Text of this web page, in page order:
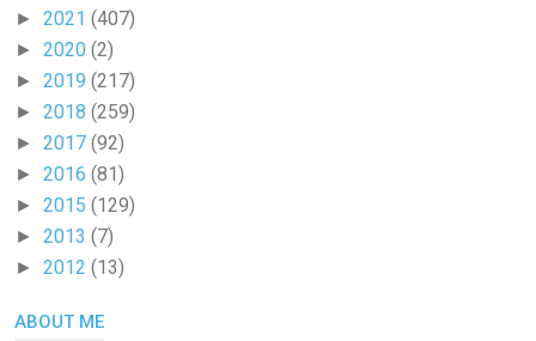
► 2021 (407)
► 2020 (2)
► 2019 (217)
► 2018 (259)
► 2017 (92)
► 2016 (81)
► 2015 (129)
► 2013 (7)
► 2012 (13)
ABOUT ME